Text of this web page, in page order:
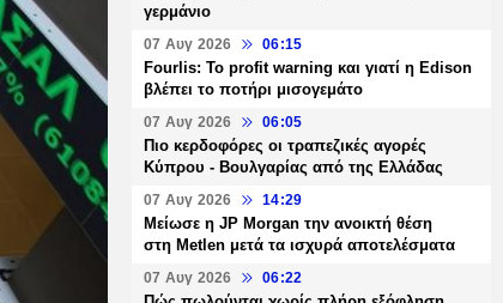
γερμάνιο
07 Αυγ 2026 06:15
Fourlis: Το profit warning και γιατί η Edison
βλέπει το ποτήρι μισογεμάτο
07 Αυγ 2026 06:05
Πιο κερδοφόρες οι τραπεζικές αγορές
Κύπρου - Βουλγαρίας από της Ελλάδας
07 Αυγ 2026 14:29
Μείωσε η JP Morgan την ανοικτή θέση
στη Metlen μετά τα ισχυρά αποτελέσματα
07 Αυγ 2026 06:22